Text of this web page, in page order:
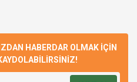
HABERDAR OLMAK İÇİN